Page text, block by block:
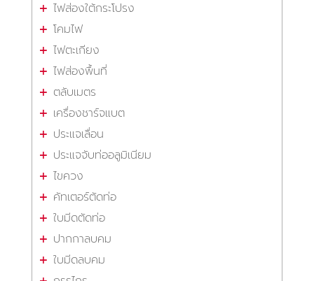
ไฟส่องใต้กระโปรง
โคมไฟ
ไฟตะเกียง
ไฟส่องพื้นที่
ตลับเมตร
เครื่องชาร์จแบต
ประแจเลื่อน
ประแจจับท่ออลูมิเนียม
ไขควง
คัทเตอร์ตัดท่อ
ใบมีดตัดท่อ
ปากกาลบคม
ใบมีดลบคม